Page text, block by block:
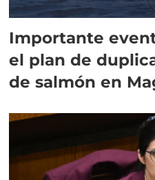
Importante
el plan de
de salmón en